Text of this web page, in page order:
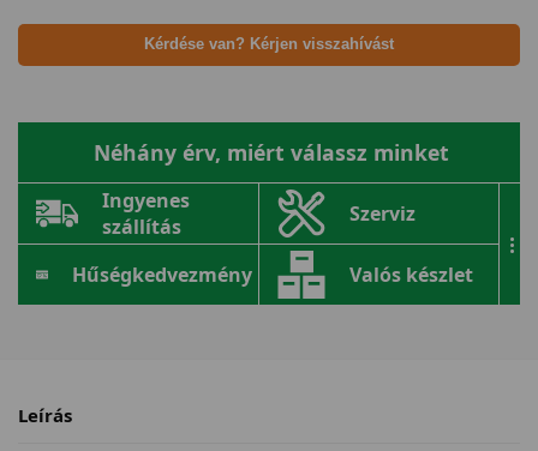
Kérdése van? Kérjen visszahívást
Néhány érv, miért válassz minket
Ingyenes
szállítás
Szerviz
Hűségkedvezmény Valós készlet
...
Leírás